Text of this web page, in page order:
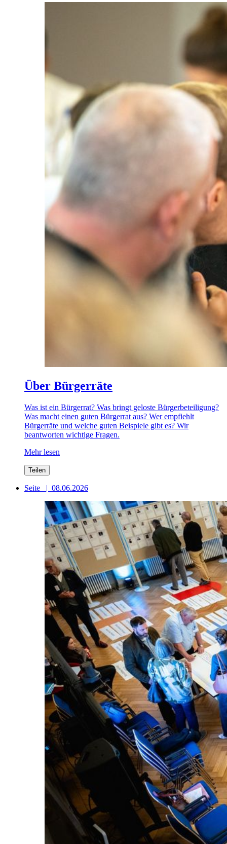
Über Bürgerräte
Was ist ein Bürgerrat? Was bringt geloste Bürgerbeteiligung?
Was macht einen guten Bürgerrat aus? Wer empfiehlt
Bürgerräte und welche guten Beispiele gibt es? Wir
beantworten wichtige Fragen.
Mehr lesen
Teilen
Seite | 08.06.2026